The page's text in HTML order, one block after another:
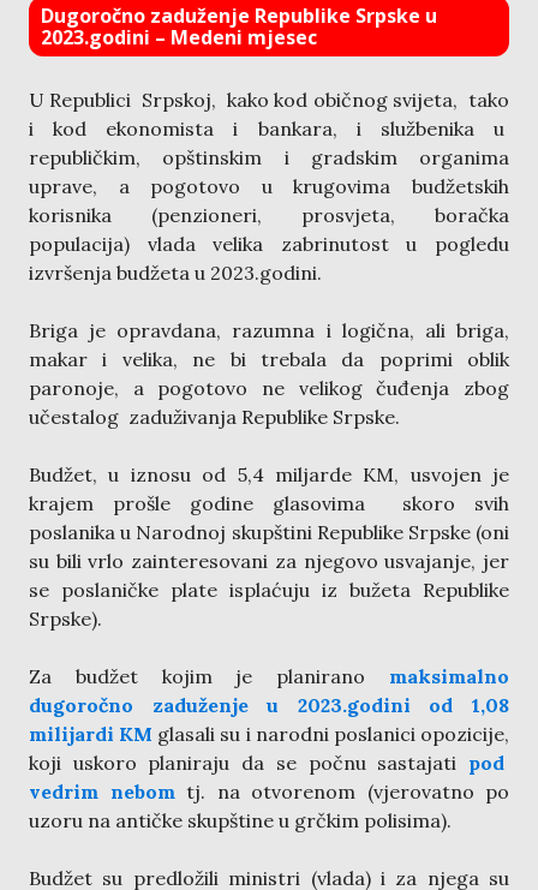
Dugoročno zaduženje Republike Srpske u
2023.godini – Medeni mjesec
U Republici Srpskoj, kako kod običnog svijeta, tako
i kod ekonomista i bankara, i službenika u
republičkim, opštinskim i gradskim organima
uprave, a pogotovo u krugovima budžetskih
korisnika (penzioneri, prosvjeta, boračka
populacija) vlada velika zabrinutost u pogledu
izvršenja budžeta u 2023.godini.
Briga je opravdana, razumna i logična, ali briga,
makar i velika, ne bi trebala da poprimi oblik
paronoje, a pogotovo ne velikog čuđenja zbog
učestalog zaduživanja Republike Srpske.
Budžet, u iznosu od 5,4 miljarde KM, usvojen je
krajem prošle godine glasovima skoro svih
poslanika u Narodnoj skupštini Republike Srpske (oni
su bili vrlo zainteresovani za njegovo usvajanje, jer
se poslaničke plate isplaćuju iz bužeta Republike
Srpske).
Za budžet kojim je planirano maksimalno
dugoročno zaduženje u 2023.godini od 1,08
milijardi KM glasali su i narodni poslanici opozicije,
koji uskoro planiraju da se počnu sastajati pod
vedrim nebom tj. na otvorenom (vjerovatno po
uzoru na antičke skupštine u grčkim polisima).
Budžet su predložili ministri (vlada) i za njega su